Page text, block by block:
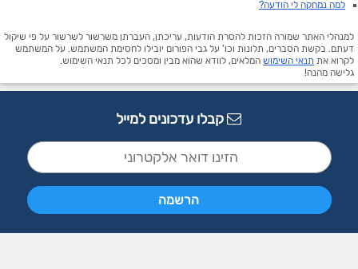
למה נמחקה לי הודעה?
למנהלי האתר שמורה הזכות להסרת הודעות, עריכתן, העברתן משרשור לשרשור על פי שיקול
דעתם. בקשת הסברים, תלונות וכו' על גבי הפורום יובילו לחסימת המשתמש. על המשתמש
לקרוא את תנאי השימוש המלאים, לוודא שהוא מבין ומסכים לכל תנאי השימוש.
גלישה מהנה!
קבלו עדכונים למייל